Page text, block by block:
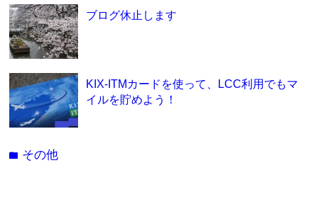
ブログ休止します
KIX-ITMカードを使って、LCC利用でもマ
イルを貯めよう！
folder その他